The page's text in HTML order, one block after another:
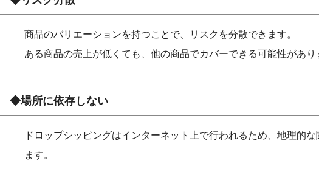
商品のバリエーションを持つことで、リスクを分散できます。
ある商品の売上が低くても、他の商品でカバーできる可能性があり
◆場所に依存しない
ドロップシッピングはインターネット上で行われるため、地理的
ます。